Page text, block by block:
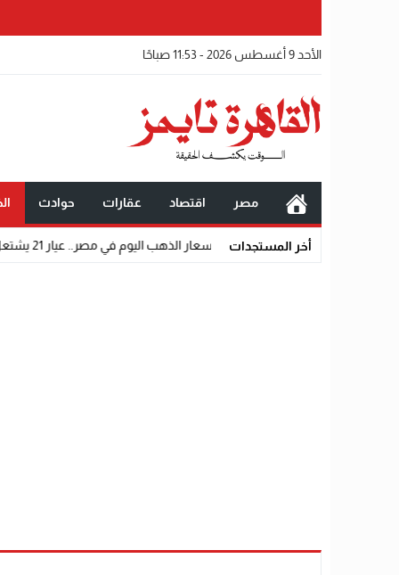
الأحد 9 أغسطس 2026 - 11:53 صباحًا
مصر اقتصاد عقارات حوادث
أخر المستجدات
قفزة جديدة في أسعار الذهب اليوم في مصر.. عيار 21 يشتعل ومقاومة عنيفة عند 5900 جنيه